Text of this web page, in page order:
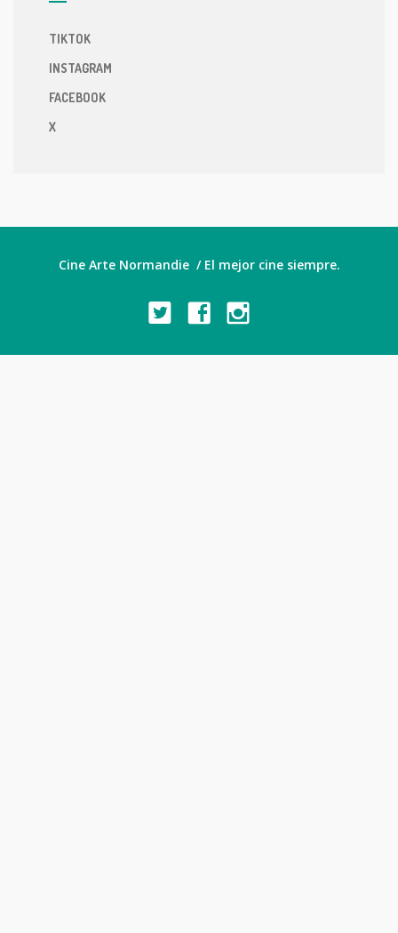
TIKTOK
INSTAGRAM
FACEBOOK
X
Cine Arte Normandie / El mejor cine siempre.